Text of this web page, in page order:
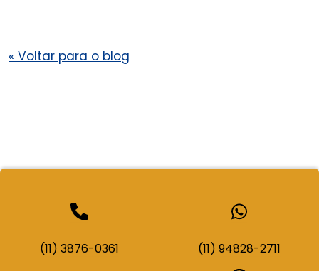
« Voltar para o blog
(11) 3876-0361 (11) 94828-2711